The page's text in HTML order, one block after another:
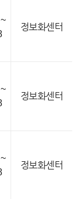
정보화센터
정보화센터
정보화센터